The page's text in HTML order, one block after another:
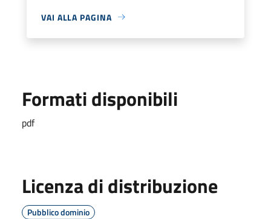
VAI ALLA PAGINA
Formati disponibili
pdf
Licenza di distribuzione
Pubblico dominio